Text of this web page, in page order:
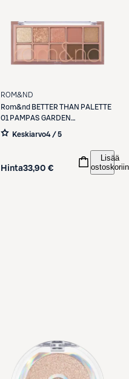
ROM&ND
Rom&nd BETTER THAN PALETTE
01 PAMPAS GARDEN
luomiväripaletti
Keskiarvo4 / 5
Hinta33,90 €
Lisää
ostoskoriin